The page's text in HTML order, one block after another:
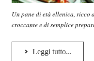
Beyond music
L’inviato di oltre
Un pane di età ellenica, ricco
croccante e di semplice
Leggi tutto...